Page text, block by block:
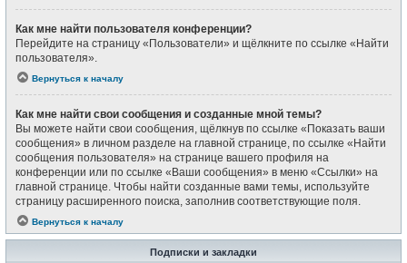
Как мне найти пользователя конференции?
Перейдите на страницу «Пользователи» и щёлкните по ссылке «Найти
пользователя».
Вернуться к началу
Как мне найти свои сообщения и созданные мной темы?
Вы можете найти свои сообщения, щёлкнув по ссылке «Показать ваши
сообщения» в личном разделе на главной странице, по ссылке «Найти
сообщения пользователя» на странице вашего профиля на
конференции или по ссылке «Ваши сообщения» в меню «Ссылки» на
главной странице. Чтобы найти созданные вами темы, используйте
страницу расширенного поиска, заполнив соответствующие поля.
Вернуться к началу
Подписки и закладки